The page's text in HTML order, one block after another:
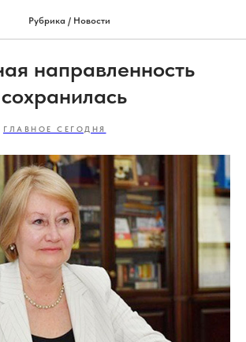
Рубрика / Новости
направленность
ГЛАВНОЕ СЕГОДНЯ